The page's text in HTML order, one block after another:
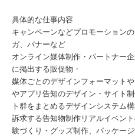
具体的な仕事内容
キャンペーンなどプロモーション
ガ、バナーなど
オンライン媒体制作・パートナー
に掲出する販促物・
媒体ごとのデザインフォーマット
やアプリ告知のデザイン・サイト
ト群をまとめるデザインシステム
訴求する告知物制作リアルイベン
験づくり・グッズ制作、パッケー